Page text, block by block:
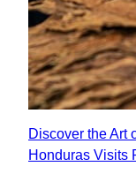
Discover the Art
Honduras Visits